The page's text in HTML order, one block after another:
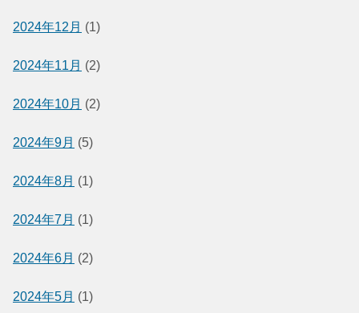
2024年12月 (1)
2024年11月 (2)
2024年10月 (2)
2024年9月 (5)
2024年8月 (1)
2024年7月 (1)
2024年6月 (2)
2024年5月 (1)